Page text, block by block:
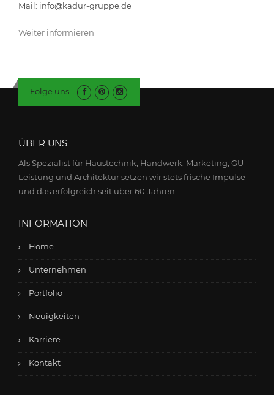
Mail: info@kadur-gruppe.de
Weiter informieren
Folge uns
ÜBER UNS
Als Spezialist für Haustechnik, Handwerk, Marketing, GU-
Leistung und Architektur setzen wir stets frische Impulse –
und das erfolgreich seit über 60 Jahren.
INFORMATION
Home
Unternehmen
Portfolio
Neuigkeiten
Karriere
Kontakt